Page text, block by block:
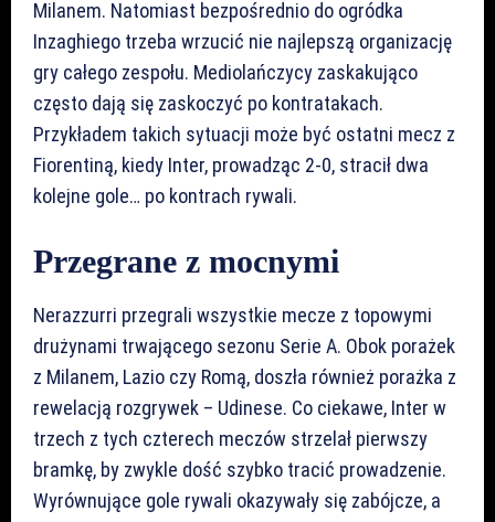
Milanem. Natomiast bezpośrednio do ogródka
Inzaghiego trzeba wrzucić nie najlepszą organizację
gry całego zespołu. Mediolańczycy zaskakująco
często dają się zaskoczyć po kontratakach.
Przykładem takich sytuacji może być ostatni mecz z
Fiorentiną, kiedy Inter, prowadząc 2-0, stracił dwa
kolejne gole… po kontrach rywali.
Przegrane z mocnymi
Nerazzurri przegrali wszystkie mecze z topowymi
drużynami trwającego sezonu Serie A. Obok porażek
z Milanem, Lazio czy Romą, doszła również porażka z
rewelacją rozgrywek – Udinese. Co ciekawe, Inter w
trzech z tych czterech meczów strzelał pierwszy
bramkę, by zwykle dość szybko tracić prowadzenie.
Wyrównujące gole rywali okazywały się zabójcze, a